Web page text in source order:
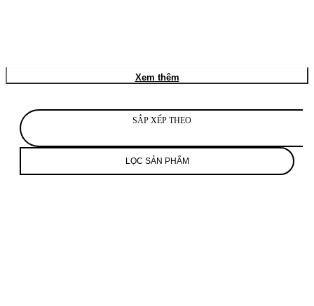
Xem thêm
SẮP XẾP THEO
LỌC SẢN PHẨM